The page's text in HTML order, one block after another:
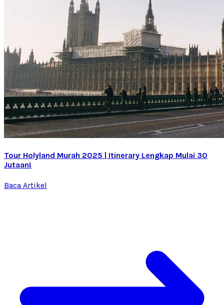
Tour Holyland Murah 2025 | Itinerary Lengkap Mulai 30
Jutaan!
Baca Artikel